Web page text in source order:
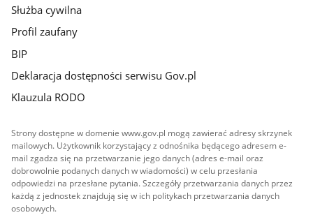
Służba cywilna
Profil zaufany
BIP
Deklaracja dostępności serwisu Gov.pl
Klauzula RODO
Strony dostępne w domenie www.gov.pl mogą zawierać adresy skrzynek
mailowych. Użytkownik korzystający z odnośnika będącego adresem e-
mail zgadza się na przetwarzanie jego danych (adres e-mail oraz
dobrowolnie podanych danych w wiadomości) w celu przesłania
odpowiedzi na przesłane pytania. Szczegóły przetwarzania danych przez
każdą z jednostek znajdują się w ich politykach przetwarzania danych
osobowych.